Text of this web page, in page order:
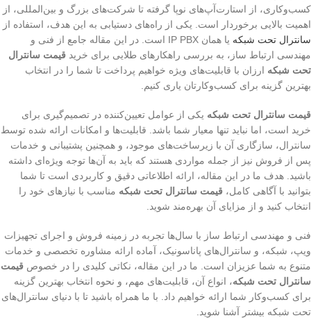
کسب‌وکاری، از استارت‌آپ‌های نوپا گرفته تا شرکت‌های بزرگ و بین‌المللی، از
اهمیت بالایی برخوردار است. یکی از راه‌های دستیابی به این هدف، استفاده از
سانترال تحت شبکه
یا همان IP PBX است. در این مقاله جامع از فنی و
مهندسی ارتباط ساز، به بررسی راهکارهای طلایی برای خرید قیمت سانترال
تحت شبکه ارزان با قابلیت‌های ویژه خواهیم پرداخت تا شما را در انتخاب
بهترین گزینه برای کسب‌وکارتان یاری کنیم.
قیمت سانترال تحت شبکه یکی از عوامل تعیین‌کننده در تصمیم‌گیری برای
خرید است، اما نباید تنها معیار شما باشد. قابلیت‌ها و امکانات ارائه شده توسط
سانترال، سازگاری آن با زیرساخت‌های موجود، و همچنین پشتیبانی و خدمات
پس از فروش نیز از جمله مواردی هستند که باید به آن‌ها توجه ویژه‌ای داشته
باشید. هدف ما در این مقاله، ارائه اطلاعاتی دقیق و کاربردی است تا شما
بتوانید با آگاهی کامل، قیمت سانترال تحت شبکه مناسب با نیازهای خود را
انتخاب کنید و از مزایای آن بهره‌مند شوید.
فنی و مهندسی ارتباط ساز با سال‌ها تجربه در زمینه فروش و اجرای تجهیزات
ویپ، شبکه، و سانترال‌های پاناسونیک، آماده ارائه مشاوره تخصصی و خدمات
متنوع به شما عزیزان است. ما در این مقاله، نکاتی کلیدی را در خصوص قیمت
سانترال تحت شبکه، انواع آن، قابلیت‌های مهم، و نحوه انتخاب بهترین گزینه
برای کسب‌وکار شما ارائه خواهیم داد. با ما همراه باشید تا با دنیای سانترال‌های
تحت شبکه بیشتر آشنا شوید.